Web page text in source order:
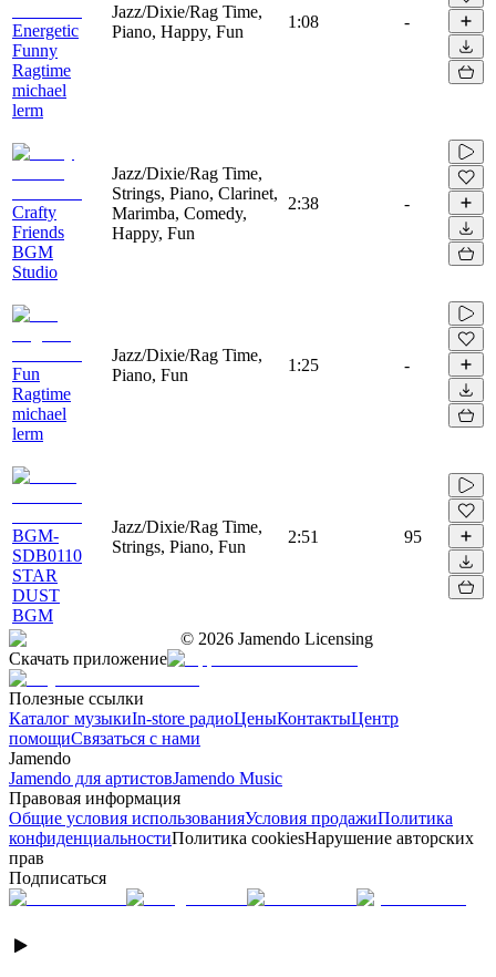
Energetic
Funny
Ragtime
michael
lerm
Jazz/Dixie/Rag Time,
Piano, Happy, Fun
1:08 -
Crafty
Friends
BGM
Studio
Jazz/Dixie/Rag Time,
Strings, Piano, Clarinet,
Marimba, Comedy,
Happy, Fun
2:38 -
Fun
Ragtime
michael
lerm
Jazz/Dixie/Rag Time,
Piano, Fun
1:25 -
BGM-
SDB0110
STAR
DUST
BGM
Jazz/Dixie/Rag Time,
Strings, Piano, Fun
2:51 95
© 2026 Jamendo Licensing
Скачать приложение
Полезные ссылки
Каталог музыкиIn-store радиоЦеныКонтактыЦентр
помощиСвязаться с нами
Jamendo
Jamendo для артистовJamendo Music
Правовая информация
Общие условия использованияУсловия продажиПолитика
конфиденциальностиПолитика cookiesНарушение авторских
прав
Подписаться